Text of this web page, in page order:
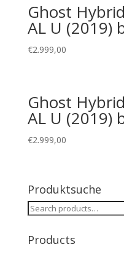
Ghost
AL U (2019)
€2.999,00
Ghost
AL U (2019)
€2.999,00
Produktsuche
Search
Products